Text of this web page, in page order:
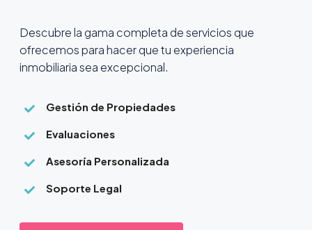
Descubre la gama completa de servicios que
ofrecemos para hacer que tu experiencia
inmobiliaria sea excepcional.
Gestión de Propiedades
Evaluaciones
Asesoría Personalizada
Soporte Legal